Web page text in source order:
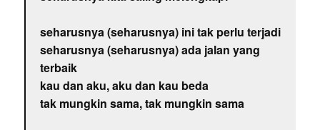
seharusnya (seharusnya) ini tak perlu terjadi
seharusnya (seharusnya) ada jalan yang
terbaik
kau dan aku, aku dan kau beda
tak mungkin sama, tak mungkin sama